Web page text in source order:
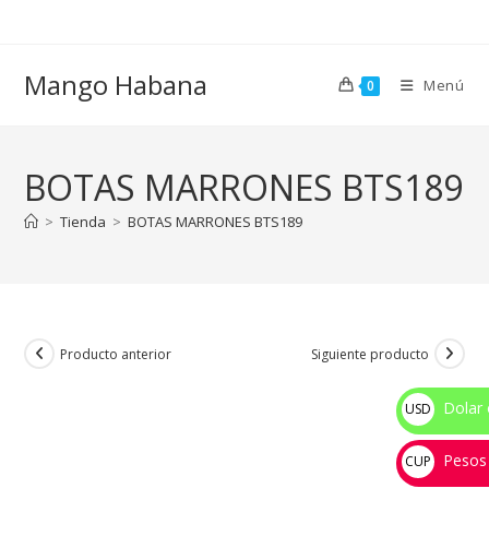
Mango Habana 0 Menú
BOTAS MARRONES BTS189
> Tienda > BOTAS MARRONES BTS189
Producto anterior Siguiente producto
USD
$
Dolar
CUP
💰
Pesos